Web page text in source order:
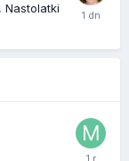
Nastolatki